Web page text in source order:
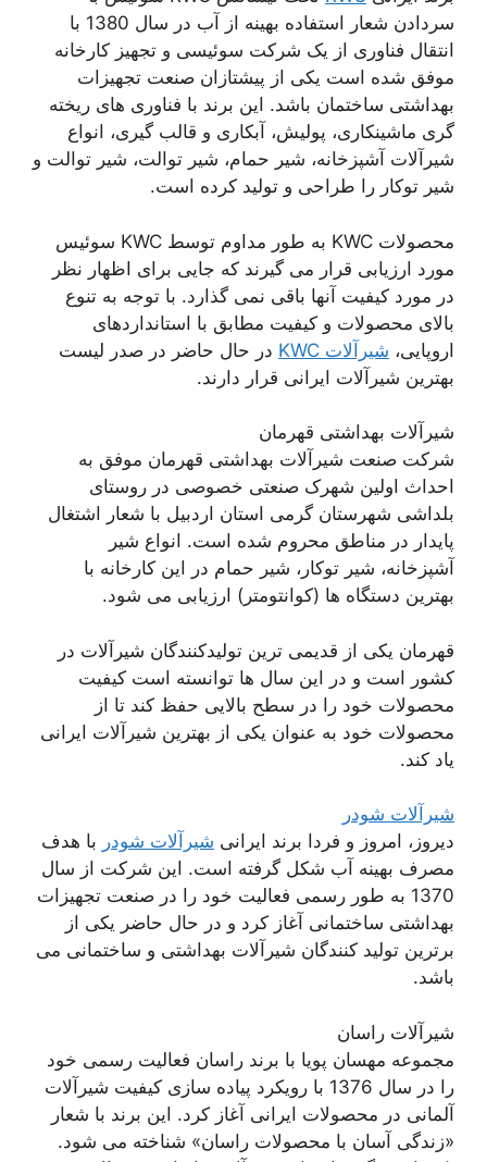
سردادن شعار استفاده بهینه از آب در سال 1380 با
انتقال فناوری از یک شرکت سوئیسی و تجهیز کارخانه
موفق شده است یکی از پیشتازان صنعت تجهیزات
بهداشتی ساختمان باشد. این برند با فناوری های ریخته
گری ماشینکاری، پولیش، آبکاری و قالب گیری، انواع
شیرآلات آشپزخانه، شیر حمام، شیر توالت، شیر توالت و
شیر توکار را طراحی و تولید کرده است.
محصولات KWC به طور مداوم توسط KWC سوئیس
مورد ارزیابی قرار می گیرند که جایی برای اظهار نظر
در مورد کیفیت آنها باقی نمی گذارد. با توجه به تنوع
بالای محصولات و کیفیت مطابق با استانداردهای
اروپایی، شیرآلات KWC
در حال حاضر در صدر لیست
بهترین شیرآلات ایرانی قرار دارند.
شیرآلات بهداشتی قهرمان
شرکت صنعت شیرآلات بهداشتی قهرمان موفق به
احداث اولین شهرک صنعتی خصوصی در روستای
بلداشی شهرستان گرمی استان اردبیل با شعار اشتغال
پایدار در مناطق محروم شده است. انواع شیر
آشپزخانه، شیر توکار، شیر حمام در این کارخانه با
بهترین دستگاه ها (کوانتومتر) ارزیابی می شود.
قهرمان یکی از قدیمی ترین تولیدکنندگان شیرآلات در
کشور است و در این سال ها توانسته است کیفیت
محصولات خود را در سطح بالایی حفظ کند تا از
محصولات خود به عنوان یکی از بهترین شیرآلات ایرانی
یاد کند.
شیرآلات شودر
دیروز، امروز و فردا برند ایرانی شیرآلات شودر با هدف
مصرف بهینه آب شکل گرفته است. این شرکت از سال
1370 به طور رسمی فعالیت خود را در صنعت تجهیزات
بهداشتی ساختمانی آغاز کرد و در حال حاضر یکی از
برترین تولید کنندگان شیرآلات بهداشتی و ساختمانی می
باشد.
شیرآلات راسان
مجموعه مهسان پویا با برند راسان فعالیت رسمی خود
را در سال 1376 با رویکرد پیاده سازی کیفیت شیرآلات
آلمانی در محصولات ایرانی آغاز کرد. این برند با شعار
«زندگی آسان با محصولات راسان» شناخته می شود.